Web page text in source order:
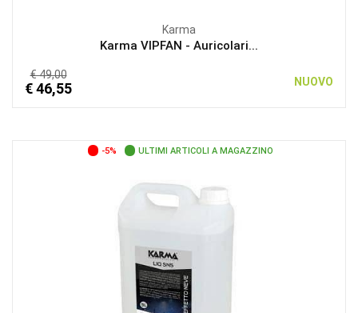
Karma
Karma VIPFAN - Auricolari...
€ 49,00
€ 46,55 NUOVO
-5% ULTIMI ARTICOLI A MAGAZZINO